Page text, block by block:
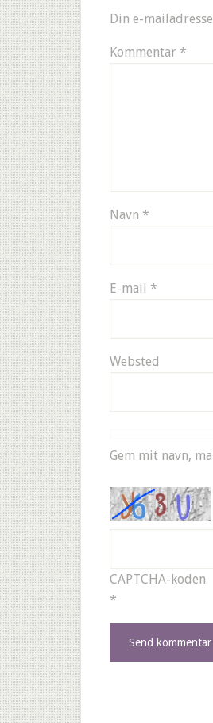
Din e-
Kommentar *
Navn *
E-mail *
Websted
Gem mit navn,
CAPTCHA-koden
*